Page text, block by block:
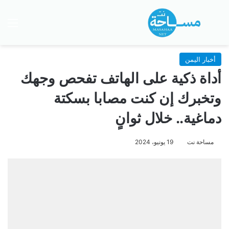
بحث عن
أخبار اليمن
أداة ذكية على الهاتف تفحص وجهك
وتخبرك إن كنت مصابا بسكتة
دماغية.. خلال ثوانٍ
مساحة نت 19 يونيو، 2024